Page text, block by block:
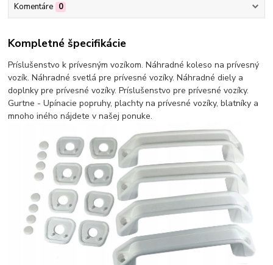
Komentáre 0
Kompletné špecifikácie
Príslušenstvo k prívesným vozíkom. Náhradné koleso na prívesný
vozík. Náhradné svetlá pre prívesné vozíky. Náhradné diely a
doplnky pre prívesné vozíky. Príslušenstvo pre prívesné vozíky.
Gurtne - Upínacie popruhy, plachty na prívesné vozíky, blatníky a
mnoho iného nájdete v našej ponuke.